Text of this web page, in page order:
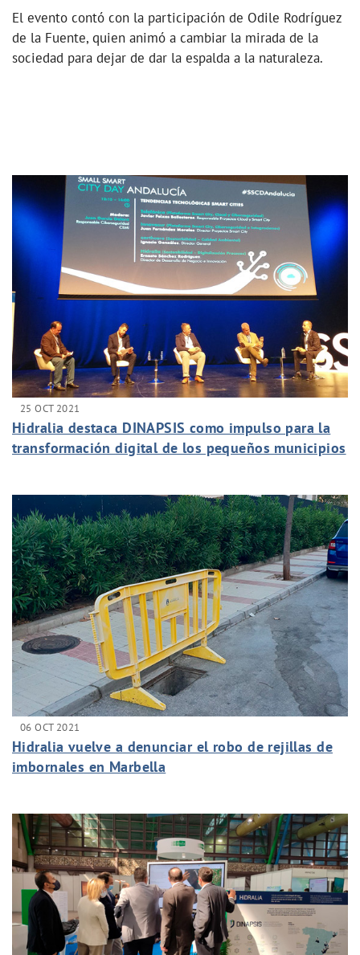
El evento contó con la participación de Odile Rodríguez
de la Fuente, quien animó a cambiar la mirada de la
sociedad para dejar de dar la espalda a la naturaleza.
25 OCT 2021
Hidralia destaca DINAPSIS como impulso para la
transformación digital de los pequeños municipios
06 OCT 2021
Hidralia vuelve a denunciar el robo de rejillas de
imbornales en Marbella